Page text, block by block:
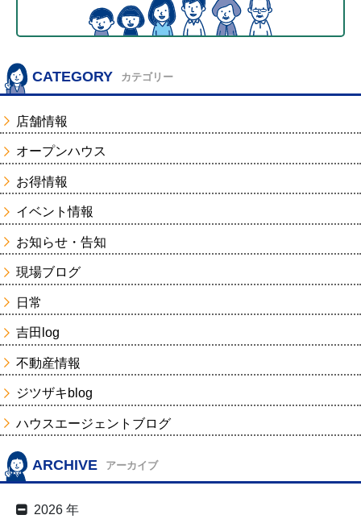
CATEGORY カテゴリー
店舗情報
オープンハウス
お得情報
イベント情報
お知らせ・告知
現場ブログ
日常
吉田log
不動産情報
ジツザキblog
ハウスエージェントブログ
ARCHIVE アーカイブ
2026 年